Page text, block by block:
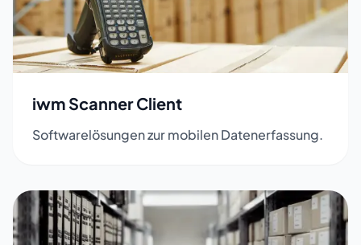
iwm Scanner Client
Softwarelösungen zur mobilen Datenerfassung.